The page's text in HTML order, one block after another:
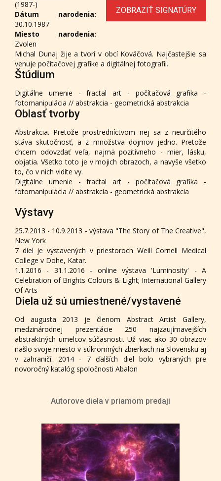
ZOBRAZIŤ SIGNATÚRY
(1987-)
Dátum narodenia:
30.10.1987
Miesto narodenia:
Zvolen
Michal Dunaj žije a tvorí v obcí Kováčová. Najčastejšie sa
venuje počítačovej grafike a digitálnej fotografii.
Štúdium
Digitálne umenie - fractal art - počítačová grafika -
fotomanipulácia // abstrakcia - geometrická abstrakcia
Oblasť tvorby
Abstrakcia. Pretože prostredníctvom nej sa z neurčitého
stáva skutočnosť, a z množstva dojmov jedno. Pretože
chcem odovzdať veľa, najmä pozitívneho - mier, lásku,
objatia. Všetko toto je v mojich obrazoch, a navyše všetko
to, čo v nich vidíte vy.
Digitálne umenie - fractal art - počítačová grafika -
fotomanipulácia // abstrakcia - geometrická abstrakcia
Výstavy
25.7.2013 - 10.9.2013 - výstava "The Story of The Creative",
New York
7 diel je vystavených v priestoroch Weill Cornell Medical
College v Dohe, Katar.
1.1.2016 - 31.1.2016 - online výstava 'Luminosity' - A
Celebration of Brights Colours & Light; International Gallery
Of Arts
Diela už sú umiestnené/vystavené
Od augusta 2013 je členom Abstract Artist Gallery,
medzinárodnej prezentácie 250 najzaujímavejších
abstraktných umelcov súčasnosti. Už viac ako 30 obrazov
našlo svoje miesto v súkromných zbierkach na Slovensku aj
v zahraničí. 2014 - 7 ďalších diel bolo vybraných pre
novoročný katalóg spoločnosti Abalon
Autorove diela v priamom predaji